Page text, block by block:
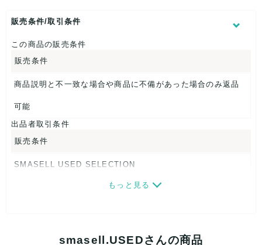
【 商品札 】
販売条件/取引条件
この商品の販売条件
販売条件
商品説明と不一致な場合や商品に不備があった場合のみ返品
可能
出品者取引条件
販売条件
SMASELL USED SELECTION
画像ダウンロードなので、転売にも最適♪
もっと見る
smasell.USEDさんの商品